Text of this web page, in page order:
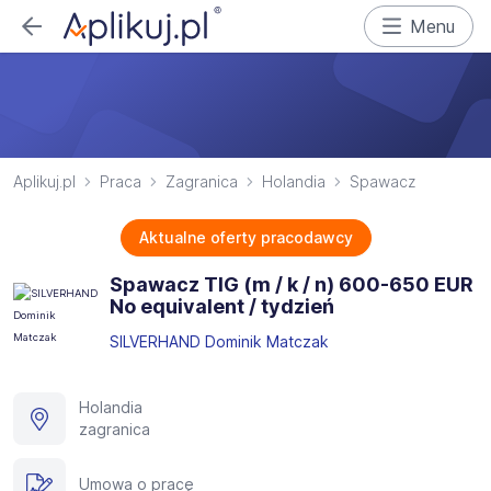
Menu
Aplikuj.pl Praca Zagranica Holandia Spawacz
Aktualne oferty pracodawcy
Spawacz TIG (m / k / n) 600-650 EUR
No equivalent / tydzień
SILVERHAND Dominik Matczak
Holandia
zagranica
Umowa o pracę